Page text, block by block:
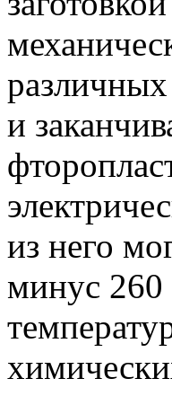
и
из него
минус